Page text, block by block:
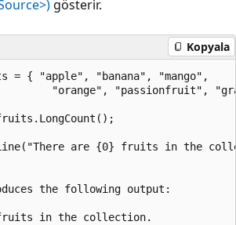
gösterir.
Kopyala
{ "apple", "banana", "mango",
"orange", "passionfruit",
are {0} fruits in the
the following output:
in the collection.